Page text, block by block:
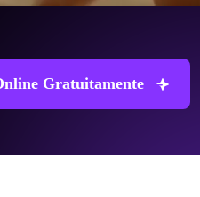
Gratuitamente